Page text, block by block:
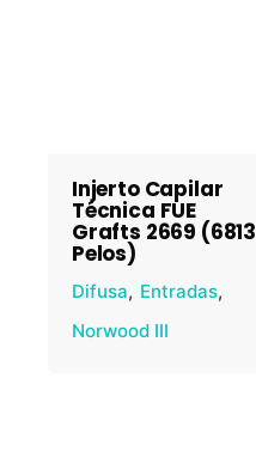
Injerto Capilar
Técnica FUE
Grafts 2669 (6813
Pelos)
Difusa
Entradas
Norwood III